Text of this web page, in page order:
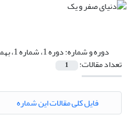
دوره و شماره:دوره 1، شماره 1، بهمن و اسفند 1396، صفحه 1-8
تعداد مقالات: 1
فایل کلی مقالات این شماره